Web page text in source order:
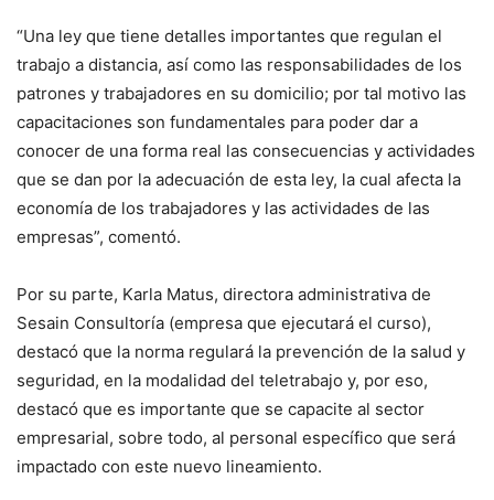
“Una ley que tiene detalles importantes que regulan el
trabajo a distancia, así como las responsabilidades de los
patrones y trabajadores en su domicilio; por tal motivo las
capacitaciones son fundamentales para poder dar a
conocer de una forma real las consecuencias y actividades
que se dan por la adecuación de esta ley, la cual afecta la
economía de los trabajadores y las actividades de las
empresas”, comentó.
Por su parte, Karla Matus, directora administrativa de
Sesain Consultoría (empresa que ejecutará el curso),
destacó que la norma regulará la prevención de la salud y
seguridad, en la modalidad del teletrabajo y, por eso,
destacó que es importante que se capacite al sector
empresarial, sobre todo, al personal específico que será
impactado con este nuevo lineamiento.